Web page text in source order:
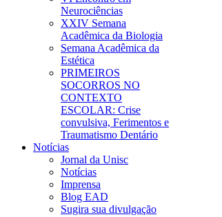
Neurociências
XXIV Semana
Acadêmica da Biologia
Semana Acadêmica da
Estética
PRIMEIROS
SOCORROS NO
CONTEXTO
ESCOLAR: Crise
convulsiva, Ferimentos e
Traumatismo Dentário
Notícias
Jornal da Unisc
Notícias
Imprensa
Blog EAD
Sugira sua divulgação